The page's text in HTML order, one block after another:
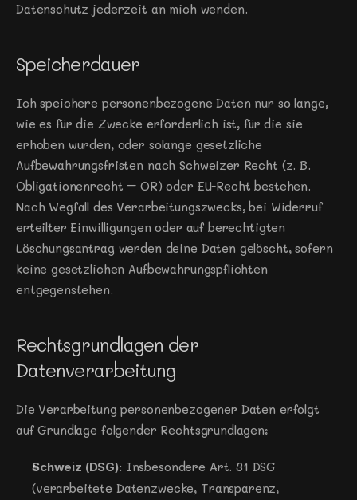
Datenschutz jederzeit an mich wenden.
Speicherdauer
Ich speichere personenbezogene Daten nur so lange,
wie es für die Zwecke erforderlich ist, für die sie
erhoben wurden, oder solange gesetzliche
Aufbewahrungsfristen nach Schweizer Recht (z. B.
Obligationenrecht – OR) oder EU-Recht bestehen.
Nach Wegfall des Verarbeitungszwecks, bei Widerruf
erteilter Einwilligungen oder auf berechtigten
Löschungsantrag werden deine Daten gelöscht, sofern
keine gesetzlichen Aufbewahrungspflichten
entgegenstehen.
Rechtsgrundlagen der
Datenverarbeitung
Die Verarbeitung personenbezogener Daten erfolgt
auf Grundlage folgender Rechtsgrundlagen:
Schweiz (DSG): Insbesondere Art. 31 DSG
(verarbeitete Datenzwecke, Transparenz,